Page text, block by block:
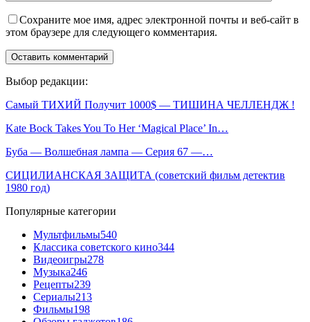
Сохраните мое имя, адрес электронной почты и веб-сайт в
этом браузере для следующего комментария.
Выбор редакции:
Самый ТИХИЙ Получит 1000$ — ТИШИНА ЧЕЛЛЕНДЖ !
Kate Bock Takes You To Her ‘Magical Place’ In…
Буба — Волшебная лампа — Серия 67 —…
СИЦИЛИАНСКАЯ ЗАЩИТА (советский фильм детектив
1980 год)
Популярные категории
Мультфильмы540
Классика советского кино344
Видеоигры278
Музыка246
Рецепты239
Сериалы213
Фильмы198